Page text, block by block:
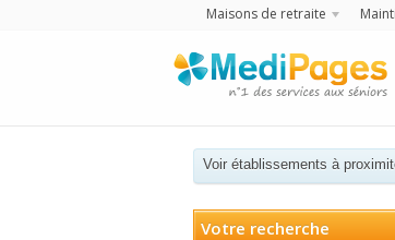
Maisons de retraite
Voir établissements à
Votre recherche